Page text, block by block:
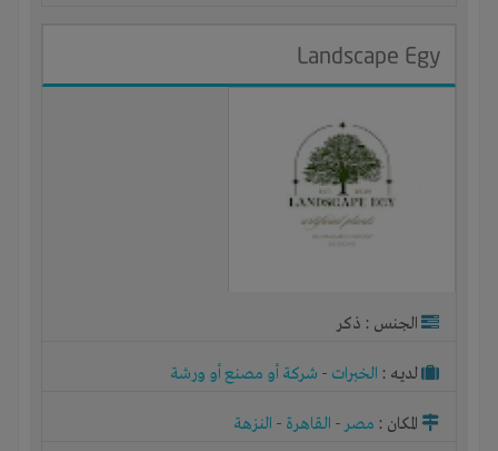
Landscape Egy
الجنس : ذكر
لديـه : الخبرات - شركة أو مصنع أو ورشة
المكان : مصر- القاهرة - النزهة